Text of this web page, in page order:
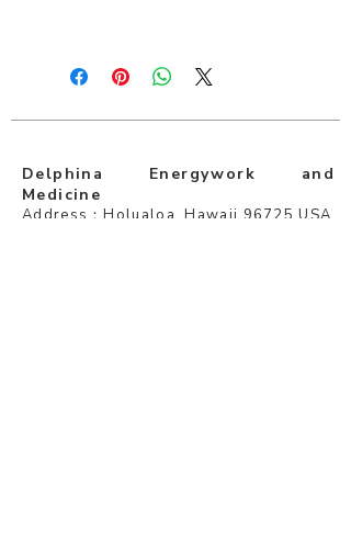
Delphina Energywork and
Medicine
Address：Holualoa, Hawaii 96725 USA